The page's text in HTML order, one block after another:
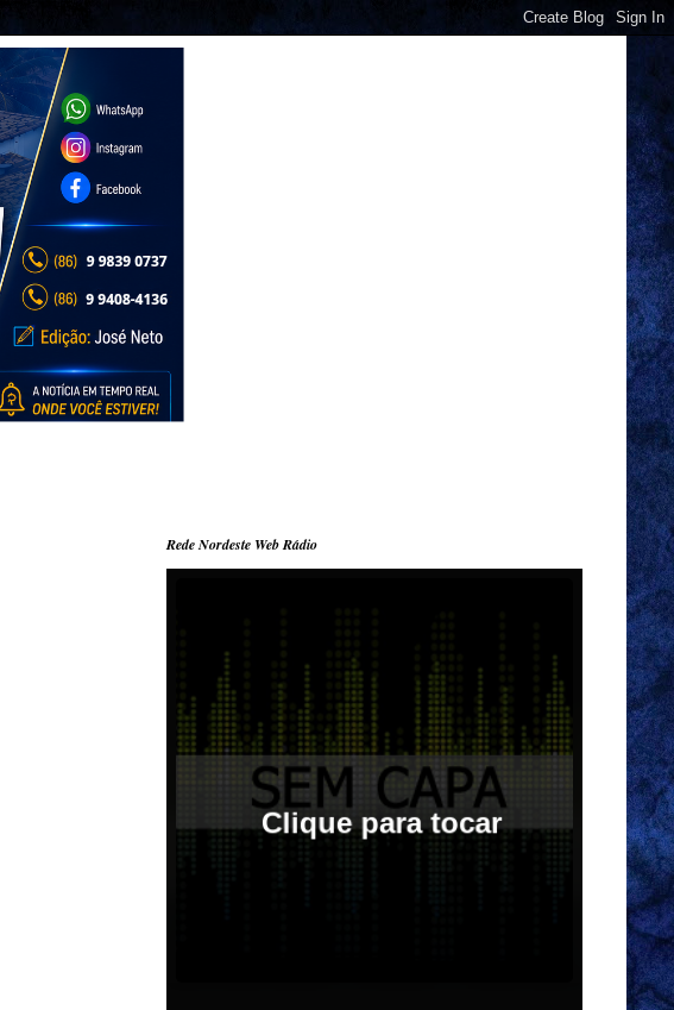
Rede Nordeste Web Rádio